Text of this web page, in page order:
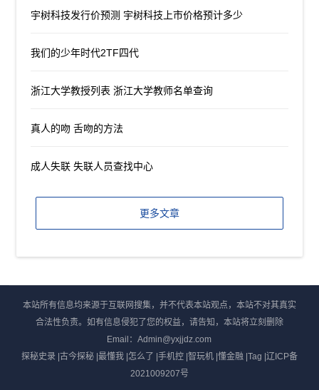
宇树科技发行价预测 宇树科技上市价格预计多少
我们的少年时代2TF四代
浙江大学教授列表 浙江大学教师名单查询
真人的吻 舌吻的方法
成人失联 失联人员查找中心
更多文章
本站所有信息均来源于互联网搜集，并不代表本站观点，本站不对其真实
合法性负责。如有信息侵犯了您的权益，请告知，本站将立刻删除
Email：Admin@yxjjdz.com
探秘史录|古今探秘|最懂我|怎么了 |手机控|智玩机|懂金融 |Tag |辽ICP备
2021009207号